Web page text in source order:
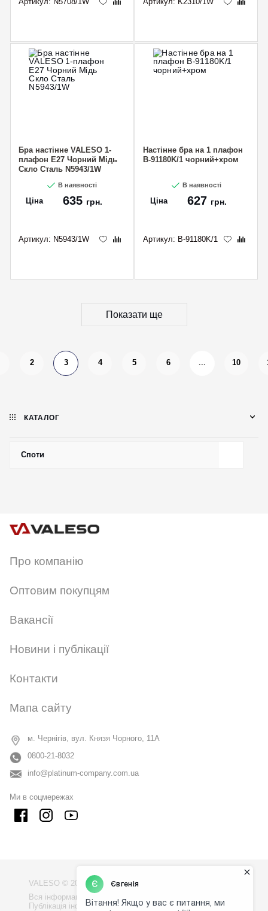
Бра настінне VALESO 1-
плафон E27 Чорний Мідь
Скло Сталь N5943/1W
В наявності
Ціна 635 грн.
Артикул: N5943/1W
Настінне бра на 1 плафон
B-91180K/1 чорний+хром
В наявності
Ціна 627 грн.
Артикул: B-91180K/1
Показати ще
2 3 4 5 6 ... 10
КАТАЛОГ
Споти
Про компанію
Оптовим покупцям
Вакансії
Новини і публікації
Контакти
Мапа сайту
м. Чернігів, вул. Князя Чорного, 11А
0800-21-8032
info@platinum-company.com.ua
Ми в соцмережах
VALESO © 2009 - 2026
Вся інформація на сайті - власність компанії "VALESO".
Публікація інформації з сайту без узгодження